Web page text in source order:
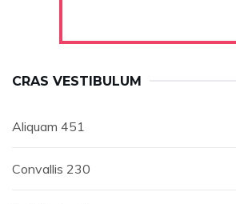
CRAS VESTIBULUM
Aliquam 451
Convallis 230